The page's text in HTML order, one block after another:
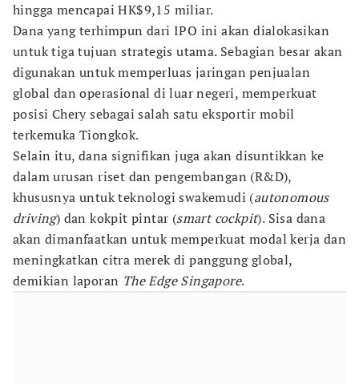
hingga mencapai HK$9,15 miliar.
Dana yang terhimpun dari IPO ini akan dialokasikan
untuk tiga tujuan strategis utama. Sebagian besar akan
digunakan untuk memperluas jaringan penjualan
global dan operasional di luar negeri, memperkuat
posisi Chery sebagai salah satu eksportir mobil
terkemuka Tiongkok.
Selain itu, dana signifikan juga akan disuntikkan ke
dalam urusan riset dan pengembangan (R&D),
khususnya untuk teknologi swakemudi (autonomous
driving) dan kokpit pintar (smart cockpit). Sisa dana
akan dimanfaatkan untuk memperkuat modal kerja dan
meningkatkan citra merek di panggung global,
demikian laporan The Edge Singapore.